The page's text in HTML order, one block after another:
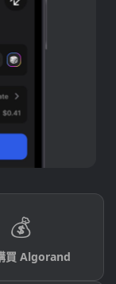
💰
買 Algorand